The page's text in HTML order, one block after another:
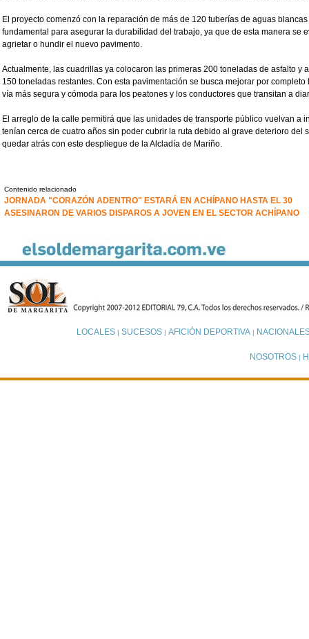
El proyecto comenzó con la reparación de más de 120 tuberías de aguas
fundamental para asegurar la durabilidad del trabajo, ya que de esta manera se
agrietar o hundir el nuevo pavimento.
Actualmente, las cuadrillas ya colocaron las primeras 200 toneladas de asfalto y
150 toneladas restantes. Con esta pavimentación se busca mejorar por
vía más segura y cómoda para los peatones y los conductores que transitan a
El arreglo de la calle permitirá que las unidades de transporte público vuelvan a
tenían cerca de cuatro años sin poder cubrir la ruta debido al grave deterioro del
quedar atrás con este despliegue de la Alcladía de Mariño.
Contenido relacionado
JORNADA "CORAZÓN ADENTRO" ESTARÁ EN ACHÍPANO HASTA EL 30
ASESINARON DE VARIOS DISPAROS A JOVEN EN EL SECTOR ACHÍPANO
LOCALES| SUCESOS| AFICIÓN DEPORTIVA|
NOSOTROS |